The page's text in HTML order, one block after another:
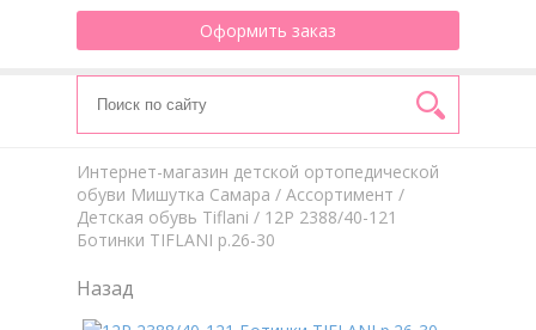
Оформить заказ
Интернет-магазин детской ортопедической
обуви Мишутка Самара / Aссортимент /
Детская обувь Tiflani / 12Р 2388/40-121
Ботинки TIFLANI р.26-30
Назад